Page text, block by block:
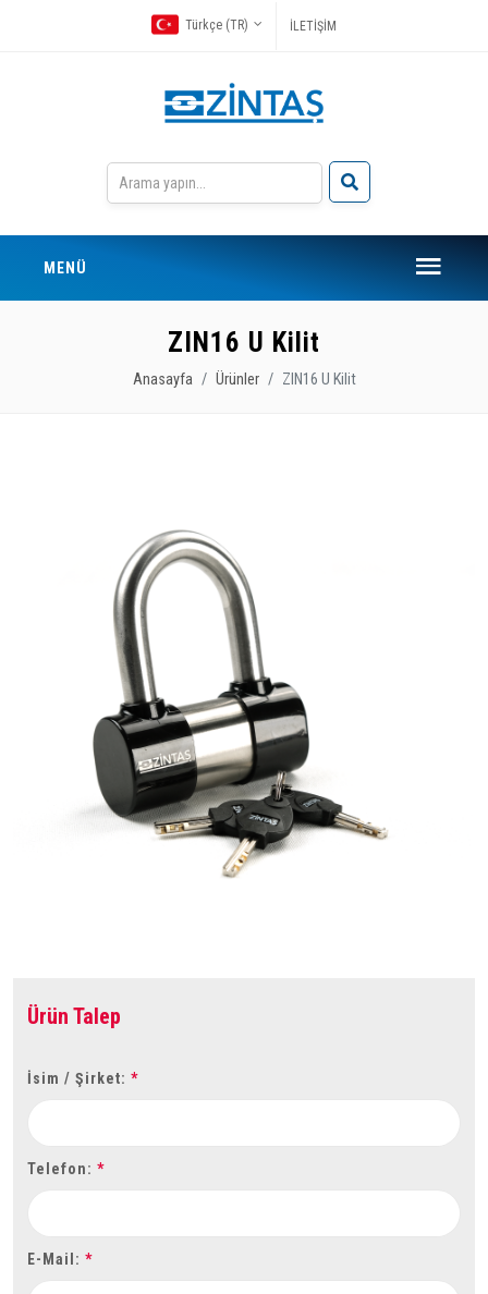
Türkçe (TR) İLETİŞİM
MENÜ
ZIN16 U Kilit
Anasayfa Ürünler ZIN16 U Kilit
Ürün Talep
İsim / Şirket: *
Telefon: *
E-Mail: *